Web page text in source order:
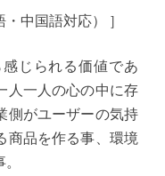
中国語対応） ］
じられる価値であ
人一人の心の中に存
側がユーザーの気持
商品を作る事、環境